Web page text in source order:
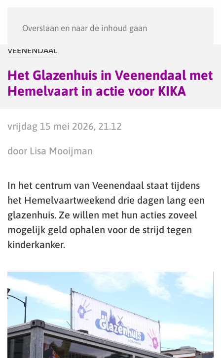
Overslaan en naar de inhoud gaan
VEENENDAAL
Het Glazenhuis in Veenendaal met
Hemelvaart in actie voor KIKA
vrijdag 15 mei 2026, 21.12
door Lisa Mooijman
In het centrum van Veenendaal staat tijdens
het Hemelvaartweekend drie dagen lang een
glazenhuis. Ze willen met hun acties zoveel
mogelijk geld ophalen voor de strijd tegen
kinderkanker.